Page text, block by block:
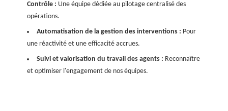
Contrôle : Une équipe dédiée au pilotage centralisé des
opérations.
Automatisation de la gestion des interventions : Pour
une réactivité et une efficacité accrues.
Suivi et valorisation du travail des agents : Reconnaître
et optimiser l'engagement de nos équipes.